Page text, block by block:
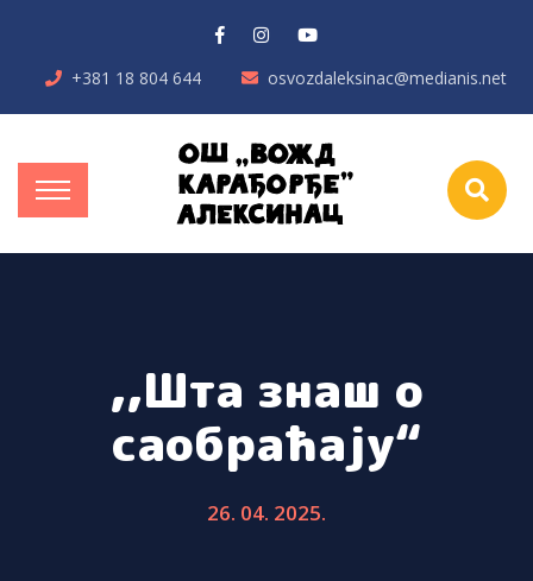
+381 18 804 644 osvozdaleksinac@medianis.net
,,Шта знаш о
саобраћају“
26. 04. 2025.